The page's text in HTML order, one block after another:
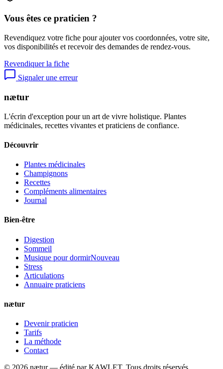
Vous êtes ce praticien ?
Revendiquez votre fiche pour ajouter vos coordonnées, votre site,
vos disponibilités et recevoir des demandes de rendez-vous.
Revendiquer la fiche
Signaler une erreur
nætur
L'écrin d'exception pour un art de vivre holistique. Plantes
médicinales, recettes vivantes et praticiens de confiance.
Découvrir
Plantes médicinales
Champignons
Recettes
Compléments alimentaires
Journal
Bien-être
Digestion
Sommeil
Musique pour dormirNouveau
Stress
Articulations
Annuaire praticiens
nætur
Devenir praticien
Tarifs
La méthode
Contact